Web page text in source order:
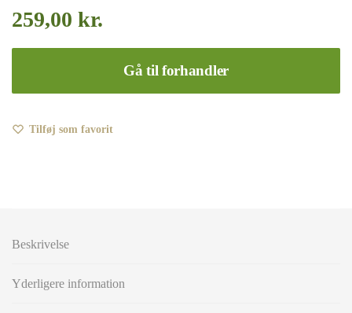
259,00 kr.
Gå til forhandler
Tilføj som favorit
Beskrivelse
Yderligere information